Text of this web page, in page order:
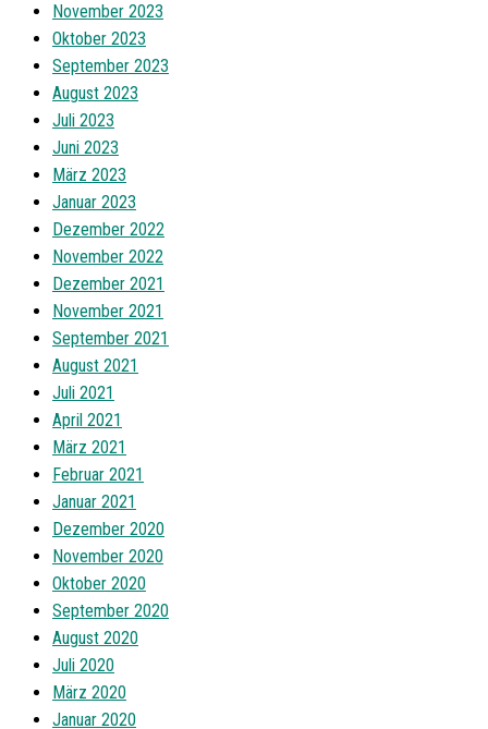
November 2023
Oktober 2023
September 2023
August 2023
Juli 2023
Juni 2023
März 2023
Januar 2023
Dezember 2022
November 2022
Dezember 2021
November 2021
September 2021
August 2021
Juli 2021
April 2021
März 2021
Februar 2021
Januar 2021
Dezember 2020
November 2020
Oktober 2020
September 2020
August 2020
Juli 2020
März 2020
Januar 2020